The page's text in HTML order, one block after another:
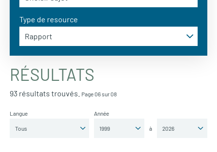
Type de resource
RÉSULTATS
93 résultats trouvés. Page 06 sur 08
Langue Année
à